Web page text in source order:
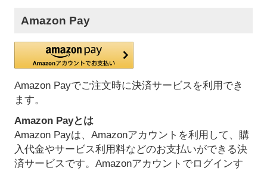
Amazon Pay
Amazon Payでご注文時に決済サービスを利用でき
ます。
Amazon Payとは
Amazon Payは、Amazonアカウントを利用して、購
入代金やサービス利用料などのお支払いができる決
済サービスです。Amazonアカウントでログインす